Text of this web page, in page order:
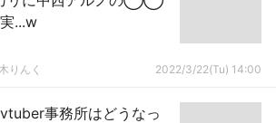
...w
りんく 2022/3/22(Tu) 14:00
事務所はどうなっ